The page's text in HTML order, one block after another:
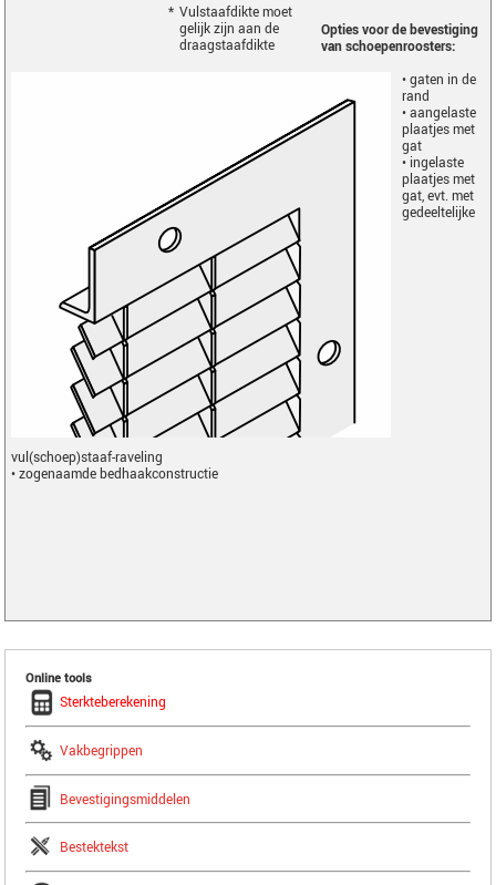
* Vulstaafdikte moet
gelijk zijn aan de
draagstaafdikte
Opties voor de bevestiging
van schoepenroosters:
• gaten in de
rand
• aangelaste
plaatjes met
gat
• ingelaste
plaatjes met
gat, evt. met
gedeeltelijke
vul(schoep)staaf-raveling
• zogenaamde bedhaakconstructie
Online tools
Sterkteberekening
Vakbegrippen
Bevestigingsmiddelen
Bestektekst